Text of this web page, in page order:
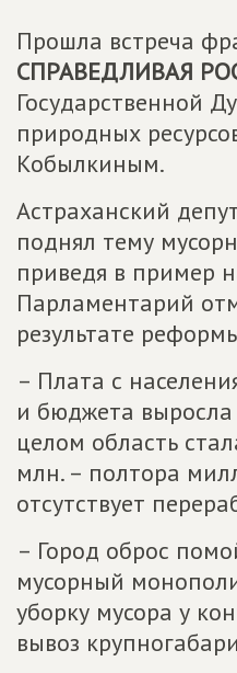
Прошла встреча
СПРАВЕДЛИВАЯ
Государственной
природных
Кобылкиным.
Астраханский
поднял тему
приведя в пример
Парламентарий
результате
– Плата с
и бюджета выросла
целом область
млн. – полтора
отсутствует
– Город оброс
мусорный
уборку мусора у
вывоз